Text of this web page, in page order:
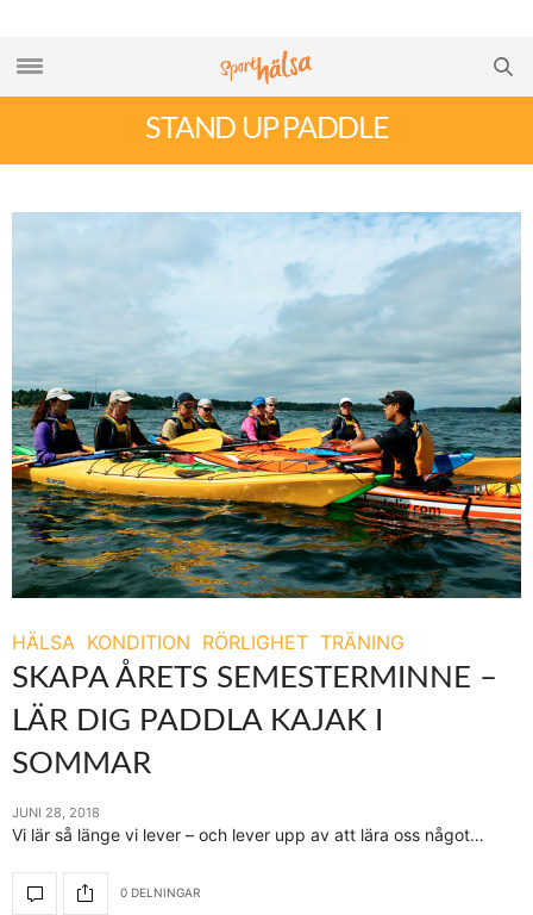
STAND UP PADDLE
HÄLSA KONDITION RÖRLIGHET TRÄNING
SKAPA ÅRETS SEMESTERMINNE –
LÄR DIG PADDLA KAJAK I
SOMMAR
JUNI 28, 2018
Vi lär så länge vi lever – och lever upp av att lära oss något…
0 DELNINGAR